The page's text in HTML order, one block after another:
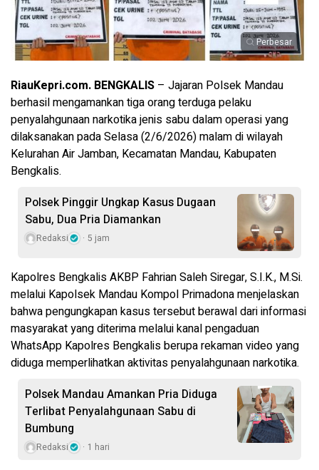
Perbesar
RiauKepri.com. BENGKALIS – Jajaran Polsek Mandau
berhasil mengamankan tiga orang terduga pelaku
penyalahgunaan narkotika jenis sabu dalam operasi yang
dilaksanakan pada Selasa (2/6/2026) malam di wilayah
Kelurahan Air Jamban, Kecamatan Mandau, Kabupaten
Bengkalis.
Polsek Pinggir Ungkap Kasus Dugaan
Sabu, Dua Pria Diamankan
Redaksi 5 jam
Kapolres Bengkalis AKBP Fahrian Saleh Siregar, S.I.K., M.Si.
melalui Kapolsek Mandau Kompol Primadona menjelaskan
bahwa pengungkapan kasus tersebut berawal dari informasi
masyarakat yang diterima melalui kanal pengaduan
WhatsApp Kapolres Bengkalis berupa rekaman video yang
diduga memperlihatkan aktivitas penyalahgunaan narkotika.
Polsek Mandau Amankan Pria Diduga
Terlibat Penyalahgunaan Sabu di
Bumbung
Redaksi 1 hari